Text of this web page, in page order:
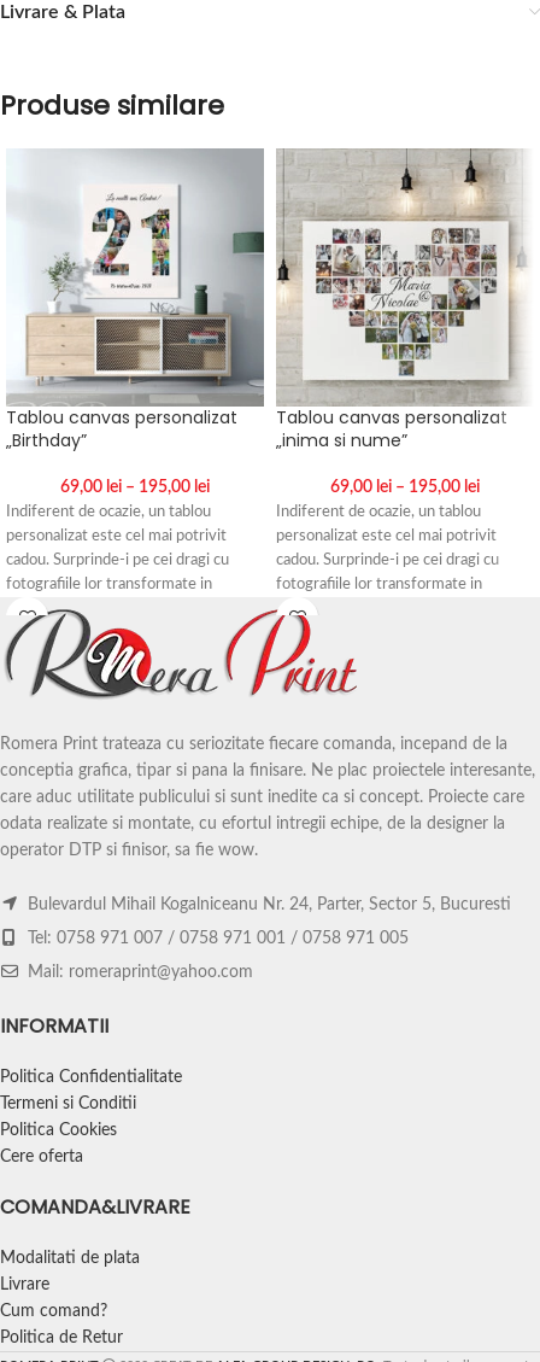
Livrare & Plata
Produse similare
Tablou canvas personalizat
„Birthday”
69,00 lei – 195,00 lei
Indiferent de ocazie, un tablou
personalizat este cel mai potrivit
cadou. Surprinde-i pe cei dragi cu
fotografiile lor transformate in
tablouri canvas, gata de agatat pe
perete, in locul preferat din casa.
Realizam tablouri canvas
personalizate cu imaginile dorite,
Daca doresti alta dimensiune fata de
cele de pe site, te rugam sa ne
contactezi pentru o oferta de pret.
rezolutie excelenta avand culori
Tablourile vin montate pe sasiu din
lemn si sunt usor de montat pe
Tablou canvas personalizat
„inima si nume”
69,00 lei – 195,00 lei
Indiferent de ocazie, un tablou
personalizat este cel mai potrivit
cadou. Surprinde-i pe cei dragi cu
fotografiile lor transformate in
tablouri canvas, gata de agatat pe
perete, in locul preferat din casa.
Realizam tablouri canvas
personalizate cu imaginile dorite,
Daca doresti alta dimensiune fata de
cele de pe site, te rugam sa ne
contactezi pentru o oferta de pret.
Tablourile sunt tiparite pe canvas la o
Tablourile vin montate pe sasiu din
lemn si sunt usor de montat pe
Romera Print trateaza cu seriozitate fiecare comanda, incepand de la
conceptia grafica, tipar si pana la finisare. Ne plac proiectele interesante,
care aduc utilitate publicului si sunt inedite ca si concept. Proiecte care
odata realizate si montate, cu efortul intregii echipe, de la designer la
operator DTP si finisor, sa fie wow.
Bulevardul Mihail Kogalniceanu Nr. 24, Parter, Sector 5, Bucuresti
Tel: 0758 971 007 / 0758 971 001 / 0758 971 005
Mail: romeraprint@yahoo.com
INFORMATII
Politica Confidentialitate
Termeni si Conditii
Politica Cookies
Cere oferta
COMANDA&LIVRARE
Modalitati de plata
Livrare
Cum comand?
Politica de Retur